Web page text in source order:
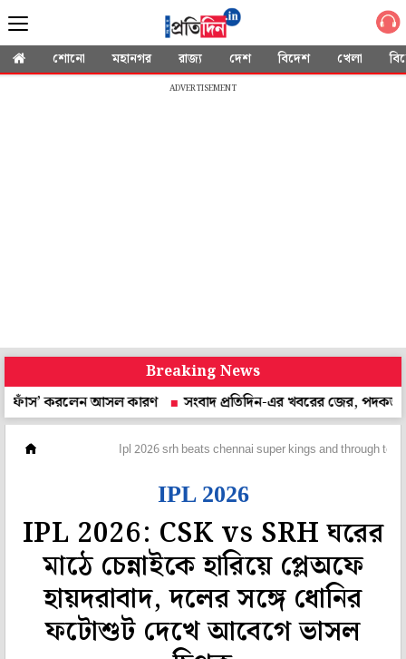
শোনো মহানগর রাজ্য দেশ বিদেশ খেলা
ADVERTISEMENT
Breaking News
করলেন আসল কারণ
সংবাদ প্রতিদিন-এর খবরের জের, পদকজয়ীদের
Ipl 2026 srh beats chennai super kings and through to
IPL 2026
IPL 2026: CSK vs SRH ঘরের
মাঠে চেন্নাইকে হারিয়ে প্লেঅফে
হায়দরাবাদ, দলের সঙ্গে ধোনির
ফটোশুট দেখে আবেগে ভাসল